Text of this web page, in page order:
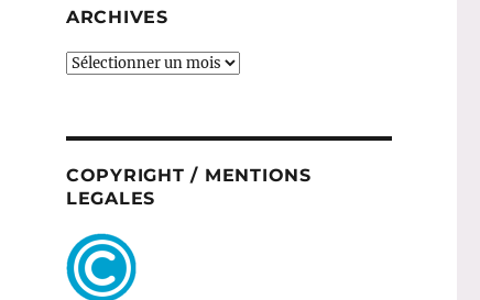
ARCHIVES
ARCHIVES
COPYRIGHT / MENTIONS
LEGALES